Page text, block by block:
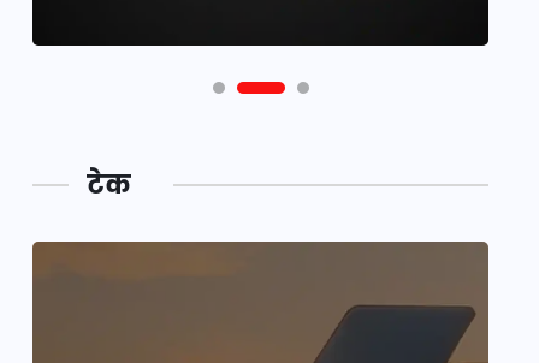
टेक